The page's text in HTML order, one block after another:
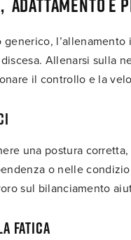
Allenarsi sulla
il controllo e la
una postura
o nelle
sul bilanciamento
fatica